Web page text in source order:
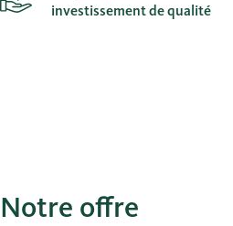
investissement de qualité
Notre offre